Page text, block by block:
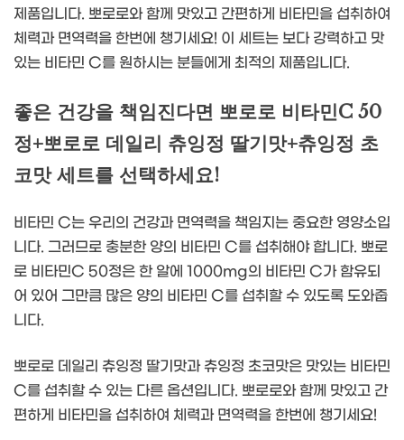
제품입니다. 뽀로로와 함께 맛있고 간편하게 비타민을 섭취하여
체력과 면역력을 한번에 챙기세요! 이 세트는 보다 강력하고 맛
있는 비타민 C를 원하시는 분들에게 최적의 제품입니다.
좋은 건강을 책임진다면 뽀로로 비타민C 50
정+뽀로로 데일리 츄잉정 딸기맛+츄잉정 초
코맛 세트를 선택하세요!
비타민 C는 우리의 건강과 면역력을 책임지는 중요한 영양소입
니다. 그러므로 충분한 양의 비타민 C를 섭취해야 합니다. 뽀로
로 비타민C 50정은 한 알에 1000mg의 비타민 C가 함유되
어 있어 그만큼 많은 양의 비타민 C를 섭취할 수 있도록 도와줍
니다.
뽀로로 데일리 츄잉정 딸기맛과 츄잉정 초코맛은 맛있는 비타민
C를 섭취할 수 있는 다른 옵션입니다. 뽀로로와 함께 맛있고 간
편하게 비타민을 섭취하여 체력과 면역력을 한번에 챙기세요!